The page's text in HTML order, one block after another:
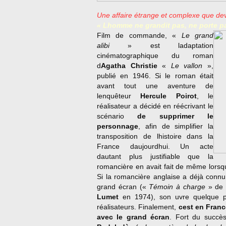
Une affaire étrange et complexe que
« Lhomme ne grandit pas, ne porte
Film de commande, « Le grand
alibi» est ladaptation
cinématographique du roman
dAgatha Christie« Le vallon »,
publié en 1946. Si le roman était
avant tout une aventure de
lenquêteur Hercule Poirot, le
réalisateur a décidé en réécrivant le
scénariode supprimer le
personnage , afin de simplifier la
transposition de lhistoire dans la
France daujourdhui. Un acte
dautant plus justifiable que la
romancière en avait fait de même
Si la romancière anglaise a déjà
grand écran (« Témoin à charge» de
Lumet en 1974), son uvre quelque
réalisateurs. Finalement, cest en
avec le grand écran . Fort du